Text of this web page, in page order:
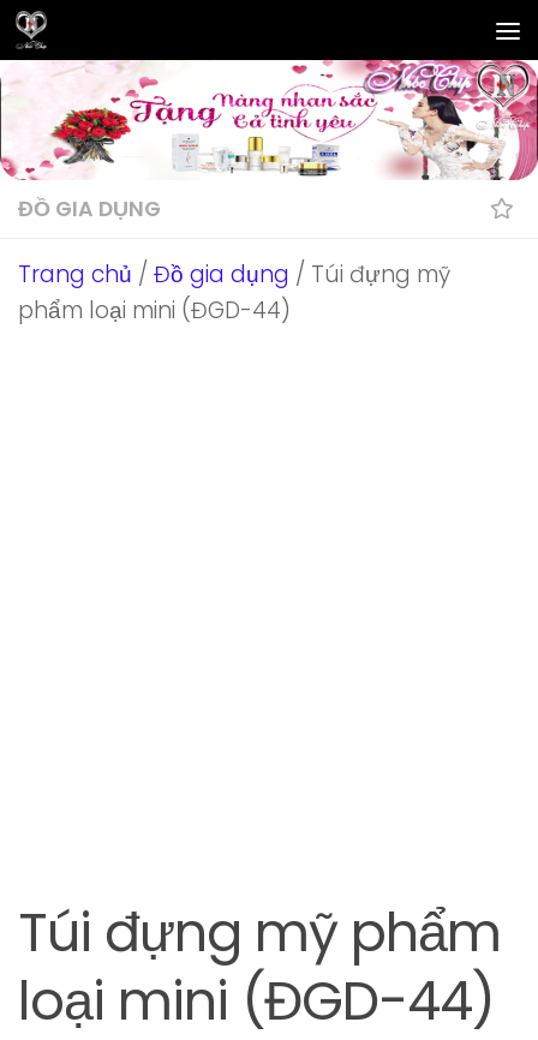
Skip to content
ĐỒ GIA DỤNG
Trang chủ / Đồ gia dụng / Túi đựng mỹ
phẩm loại mini (ĐGD-44)
Túi đựng mỹ phẩm
loại mini (ĐGD-44)